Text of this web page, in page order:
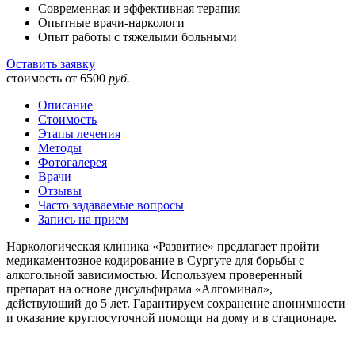
Современная и эффективная терапия
Опытные врачи-наркологи
Опыт работы с тяжелыми больными
Оставить заявку
стоимость от 6500 руб.
Описание
Стоимость
Этапы лечения
Методы
Фотогалерея
Врачи
Отзывы
Часто задаваемые вопросы
Запись на прием
Наркологическая клиника «Развитие» предлагает пройти
медикаментозное кодирование в Сургуте для борьбы с
алкогольной зависимостью. Используем проверенный
препарат на основе дисульфирама «Алгоминал»,
действующий до 5 лет. Гарантируем сохранение анонимности
и оказание круглосуточной помощи на дому и в стационаре.